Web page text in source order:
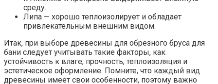
среду.
Липа — хорошо теплоизолирует и обладает
привлекательным внешним видом.
Итак, при выборе древесины для обрезного бруса для
бани следует учитывать такие факторы, как
устойчивость к влаге, прочность, теплоизоляция и
эстетическое оформление. Помните, что каждый вид
древесины имеет свои особенности, поэтому важно